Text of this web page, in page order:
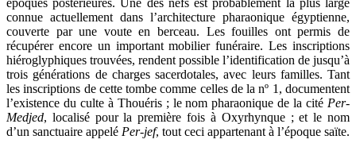
époques postérieures. Une des nefs est probablement la plus large
connue actuellement dans l’architecture pharaonique égyptienne,
couverte par une voute en berceau. Les fouilles ont permis de
récupérer encore un important mobilier funéraire. Les inscriptions
hiéroglyphiques trouvées, rendent possible l’identification de jusqu’à
trois générations de charges sacerdotales, avec leurs familles. Tant
les inscriptions de cette tombe comme celles de la nº 1, documentent
l’existence du culte à Thouéris ; le nom pharaonique de la cité Per-
Medjed, localisé pour la première fois à Oxyrhynque ; et le nom
d’un sanctuaire appelé Per-jef, tout ceci appartenant à l’époque saïte.